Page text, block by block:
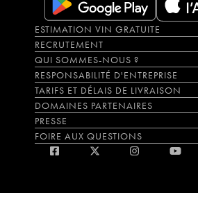
ESTIMATION VIN GRATUITE
RECRUTEMENT
QUI SOMMES-NOUS ?
RESPONSABILITÉ D'ENTREPRISE
TARIFS ET DÉLAIS DE LIVRAISON
DOMAINES PARTENAIRES
PRESSE
FOIRE AUX QUESTIONS